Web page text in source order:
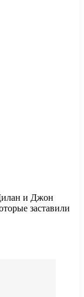
и Джон
заставили